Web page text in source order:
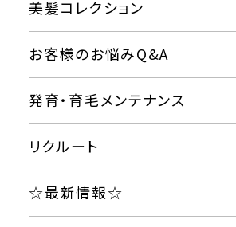
美髪コレクション
お客様のお悩みQ&A
発育・育毛メンテナンス
リクルート
☆最新情報☆